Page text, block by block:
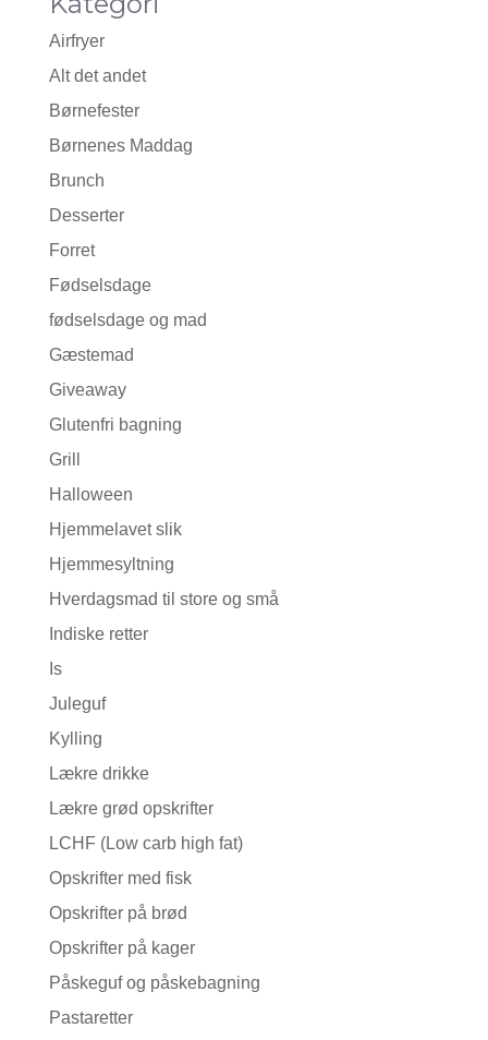
Airfryer
Alt det andet
Børnefester
Børnenes Maddag
Brunch
Desserter
Forret
Fødselsdage
fødselsdage og mad
Gæstemad
Giveaway
Glutenfri bagning
Grill
Halloween
Hjemmelavet slik
Hjemmesyltning
Hverdagsmad til store og små
Indiske retter
Is
Juleguf
Kylling
Lækre drikke
Lækre grød opskrifter
LCHF (Low carb high fat)
Opskrifter med fisk
Opskrifter på brød
Opskrifter på kager
Påskeguf og påskebagning
Pastaretter